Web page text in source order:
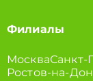
Филиалы
МоскваСанкт-
Ростов-на-